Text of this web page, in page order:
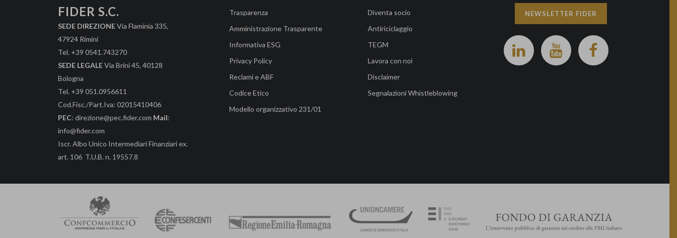
FIDER S.C.
SEDE DIREZIONEVia Flaminia 335,
47924 Rimini
Tel. +39 0541.743270
SEDE LEGALEVia Brini 45, 40128
Bologna
Tel. +39 051.0956611
Cod.Fisc./Part.Iva: 02015410406
PEC: direzione@pec.fider.com Mail:
info@fider.com
Iscr. Albo Unico Intermediari Finanziari ex.
art. 106 T.U.B. n. 19557.8
Trasparenza
Amministrazione Trasparente
Informativa ESG
Privacy Policy
Reclami e ABF
Codice Etico
Modello organizzativo 231/01
Diventa socio
Antiriciclaggio
TEGM
Lavora con noi
Disclaimer
Segnalazioni Whistleblowing
NEWSLETTER FIDER